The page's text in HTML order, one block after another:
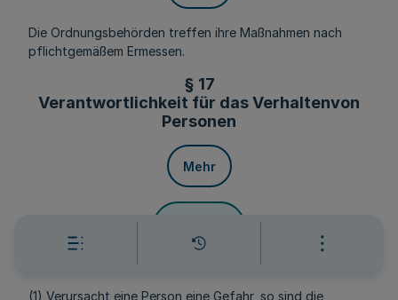
Die Ordnungsbehörden treffen ihre Maßnahmen nach
pflichtgemäßem Ermessen.
§ 17
Verantwortlichkeit für das Verhaltenvon
Personen
Mehr
(1) Verursacht eine Person eine Gefahr, so sind die